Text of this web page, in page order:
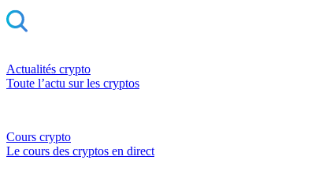
Actualités crypto
Toute l’actu sur les cryptos
Cours crypto
Le cours des cryptos en direct